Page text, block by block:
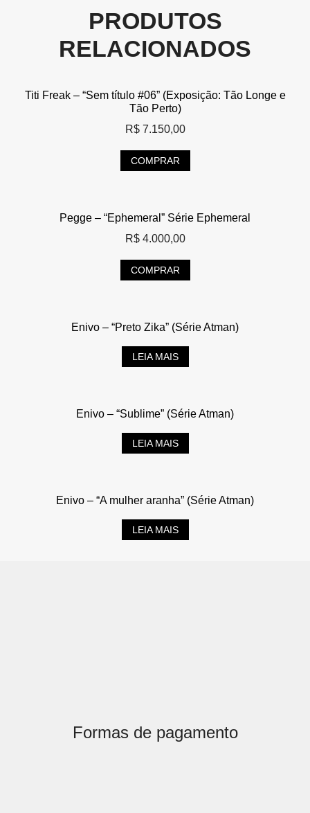
PRODUTOS
RELACIONADOS
Titi Freak – “Sem título #06” (Exposição: Tão Longe e
Tão Perto)
R$7.150,00
COMPRAR
Pegge – “Ephemeral” Série Ephemeral
R$4.000,00
COMPRAR
Enivo – “Preto Zika” (Série Atman)
LEIA MAIS
Enivo – “Sublime” (Série Atman)
LEIA MAIS
Enivo – “A mulher aranha” (Série Atman)
LEIA MAIS
Formas de pagamento